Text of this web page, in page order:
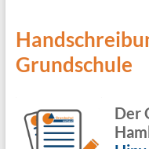
Grundschule
Der